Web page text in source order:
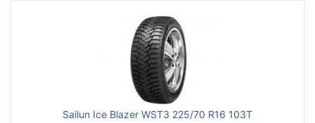
Sailun Ice Blazer WST3 225/70 R16 103T